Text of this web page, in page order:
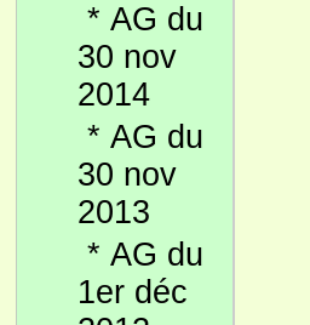
* AG du
30 nov
2014
* AG du
30 nov
2013
* AG du
1er déc